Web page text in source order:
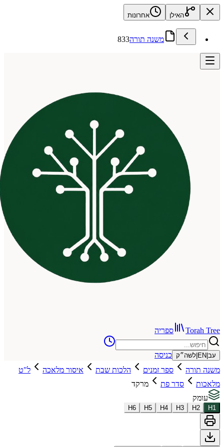
האילן אחרונות
משנה תורה833
ספריה
כניסה
ספר זמנים הלכות שבת איסור מלאכה
ל"ט
סדר פת
מרקד
H3
H4
H5
H6